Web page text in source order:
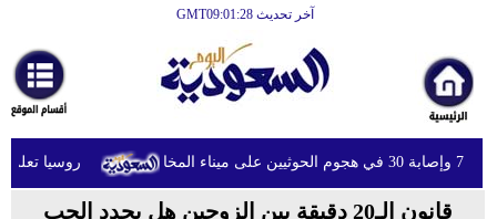
آخر تحديث GMT09:01:28
أخبارعاجلة
رياضة
ثقافة
روسيا تعلن
قانون الـ20 دقيقة بين الزوجين هل يجدد الحب